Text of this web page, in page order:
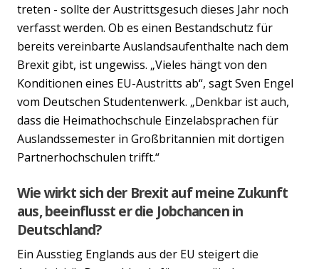
treten - sollte der Austrittsgesuch dieses Jahr noch
verfasst werden. Ob es einen Bestandschutz für
bereits vereinbarte Auslandsaufenthalte nach dem
Brexit gibt, ist ungewiss. „Vieles hängt von den
Konditionen eines EU-Austritts ab“, sagt Sven Engel
vom Deutschen Studentenwerk. „Denkbar ist auch,
dass die Heimathochschule Einzelabsprachen für
Auslandssemester in Großbritannien mit dortigen
Partnerhochschulen trifft.“
Wie wirkt sich der Brexit auf meine Zukunft
aus, beeinflusst er die Jobchancen in
Deutschland?
Ein Ausstieg Englands aus der EU steigert die